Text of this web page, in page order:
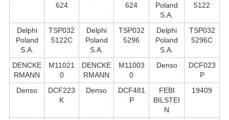
624
624
Poland
S.А.
5122
Delphi
Poland
S.А.
TSP032
5122C
Delphi
Poland
S.А.
TSP032
5296
Delphi
Poland
S.А.
TSP032
5296C
DENCKE
RMANN
M11021
0
DENCKE
RMANN
M11003
0
Denso
DCF023
P
Denso
DCF223
K
Denso
DCF481
P
FEBI
BILSTEI
N
19409